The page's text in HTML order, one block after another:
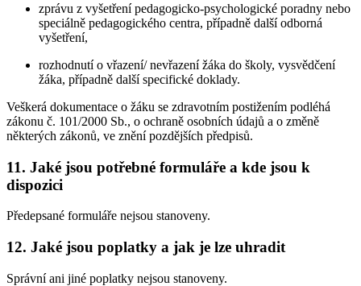
zprávu z vyšetření pedagogicko-psychologické poradny nebo
speciálně pedagogického centra, případně další odborná
vyšetření,
rozhodnutí o vřazení/ nevřazení žáka do školy, vysvědčení
žáka, případně další specifické doklady.
Veškerá dokumentace o žáku se zdravotním postižením podléhá
zákonu č. 101/2000 Sb., o ochraně osobních údajů a o změně
některých zákonů, ve znění pozdějších předpisů.
11. Jaké jsou potřebné formuláře a kde jsou k
dispozici
Předepsané formuláře nejsou stanoveny.
12. Jaké jsou poplatky a jak je lze uhradit
Správní ani jiné poplatky nejsou stanoveny.